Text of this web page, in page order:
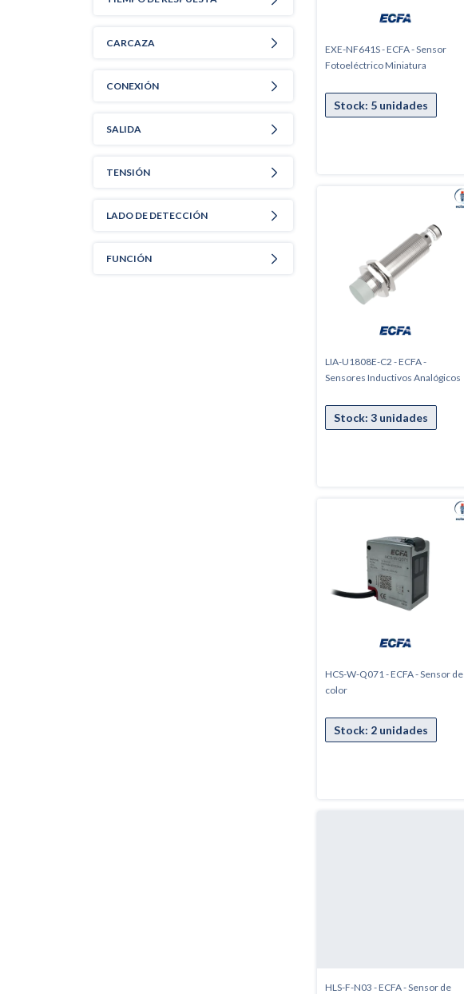
CARCAZA
CONEXIÓN
SALIDA
TENSIÓN
LADO DE DETECCIÓN
FUNCIÓN
EXE-NF641S - ECFA - Sensor
Fotoeléctrico Miniatura
LIA-U1808E-C2 - ECFA -
Sensores Inductivos Analógicos
HCS-W-Q071 - ECFA - Sensor de
color
HLS-F-N03 - ECFA - Sensor de